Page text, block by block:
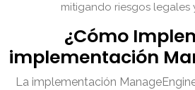
mitigando riesgos legales
¿Cómo
implementación
La implementación